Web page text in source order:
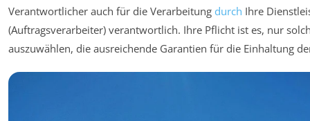
Verantwortlicher auch für die Verarbeitung durch Ihre
(Auftragsverarbeiter) verantwortlich. Ihre Pflicht ist es, nur
auszuwählen, die ausreichende Garantien für die Einhaltung